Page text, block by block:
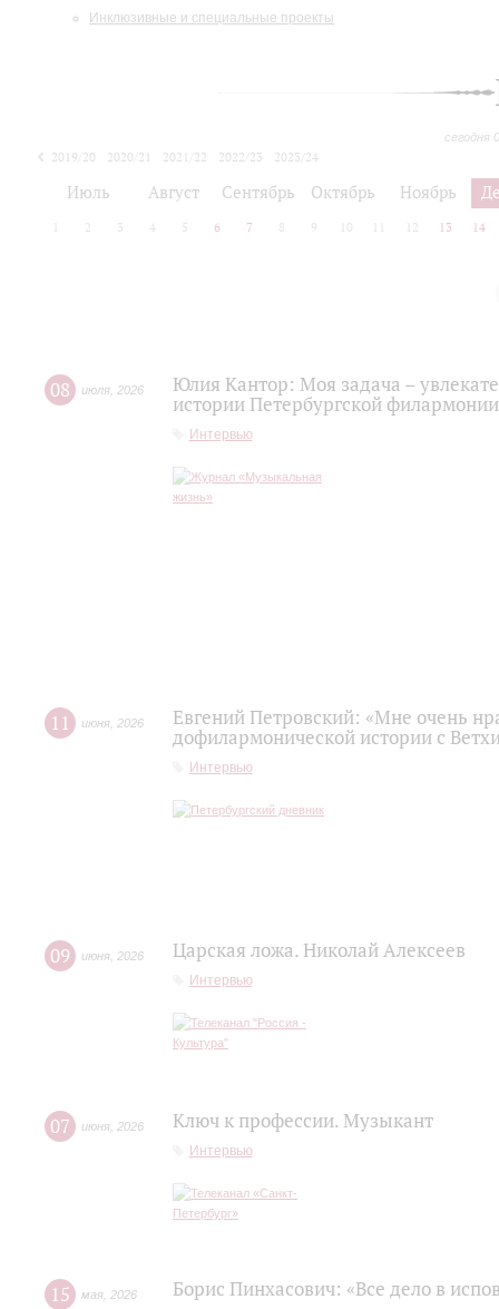
Инклюзивные и специальные проекты
сегодня
2019/20 2020/21 2021/22 2022/23
2023/24
Июль Август Сентябрь Октябрь Ноябрь
2 3 4 5 6 7 8 9 10 12 13 14
08 июля 2026
Юлия Кантор: Моя задача –
истории Петербургской
Интервью
11 июня 2026
Евгений Петровский: «Мне очень
дофилармонической истории с
Интервью
09 июня 2026 Царская ложа. Николай Алексеев
Интервью
07 июня 2026 Ключ к профессии. Музыкант
Интервью
15 мая 2026 Борис Пинхасович: «Все дело в